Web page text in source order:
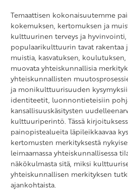
Temaattisen kokonaisuutemme
kokemuksen, kertomuksen ja
kulttuurinen terveys ja
populaarikulttuurin tavat rakentaa
muistia, kasvatuksen,
muovata yhteiskunnallisia
yhteiskunnallisten
ja monikulttuurisuuden
identiteetit, luonnontieteisiin
kansallisuuskäsitysten
kulttuuriperintö. Tässä
painopistealueita läpileikkaavaa
kertomusten merkityksestä
leimaamassa yhteiskunnallisessa
näkökulmasta sitä, miksi
yhteiskunnallisen merkityksen
ajankohtaista.